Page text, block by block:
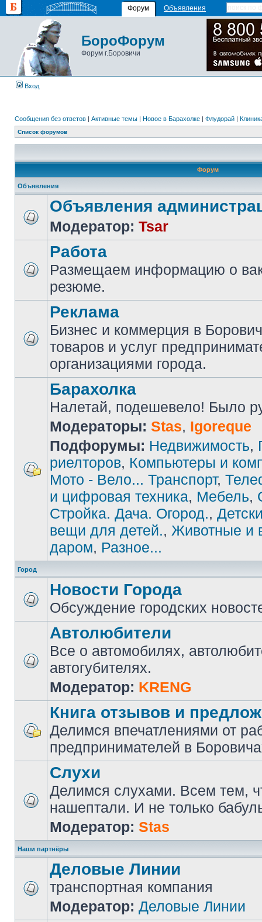
Форум Объявления
БороФорум
Форум г.Боровичи
Вход
Сообщения без ответов | Активные темы | Новое в Барахолке | Флудорай |
Список форумов
Форум
Объявления
Объявления
Модератор: Tsar
Работа
Размещаем информацию о
резюме.
Реклама
Бизнес и коммерция в
товаров и услуг
организациями города.
Барахолка
Налетай, подешевело! Было
Модераторы: Stas, Igoreque
Подфорумы: Недвижимость,
риелторов, Компьютеры и
Мото - Вело... Транспорт,
и цифровая техника, Мебель,
Стройка. Дача. Огород.,
вещи для детей., Животные и
даром, Разное...
Город
Новости Города
Обсуждение городских
Автолюбители
Все о автомобилях,
автогубителях.
Модератор: KRENG
Книга отзывов и
Делимся впечатлениями от
предпринимателей в
Слухи
Делимся слухами. Всем тем,
нашептали. И не только
Модератор: Stas
Наши партнёры
Деловые Линии
транспортная компания
Модератор: Деловые Линии